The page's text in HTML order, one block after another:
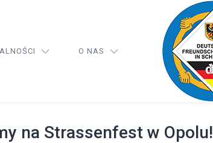
O NAS
na Strassenfest w Opolu!